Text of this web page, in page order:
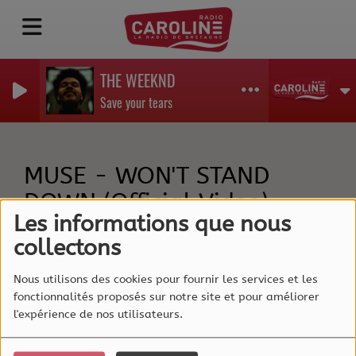
Les informations que nous
collectons
Nous utilisons des cookies pour fournir les services et les
fonctionnalités proposés sur notre site et pour améliorer
l'expérience de nos utilisateurs.
THE WEEKND
Save your tears
MUSE - WON'T STAND
DOWN (Official Video)